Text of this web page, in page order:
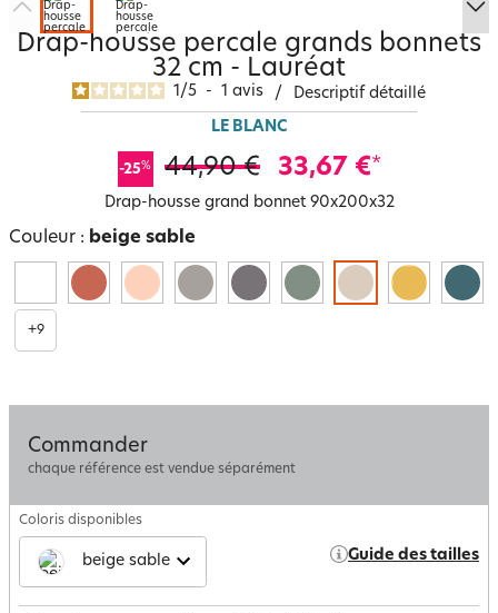
Drap-housse percale grands bonnets
32 cm - Lauréat
1/5 - 1 avis / Descriptif détaillé
LE BLANC
-25% 44,90 € 33,67 €*
Drap-housse grand bonnet 90x200x32
Couleur : beige sable
+9
Commander
chaque référence est vendue séparément
Coloris disponibles
beige sable Guide des tailles